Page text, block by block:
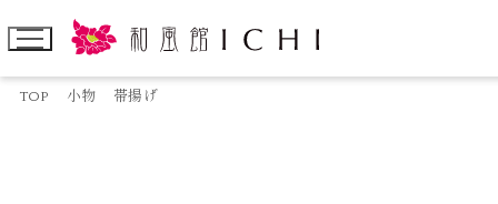
TOP 小物 帯揚げ